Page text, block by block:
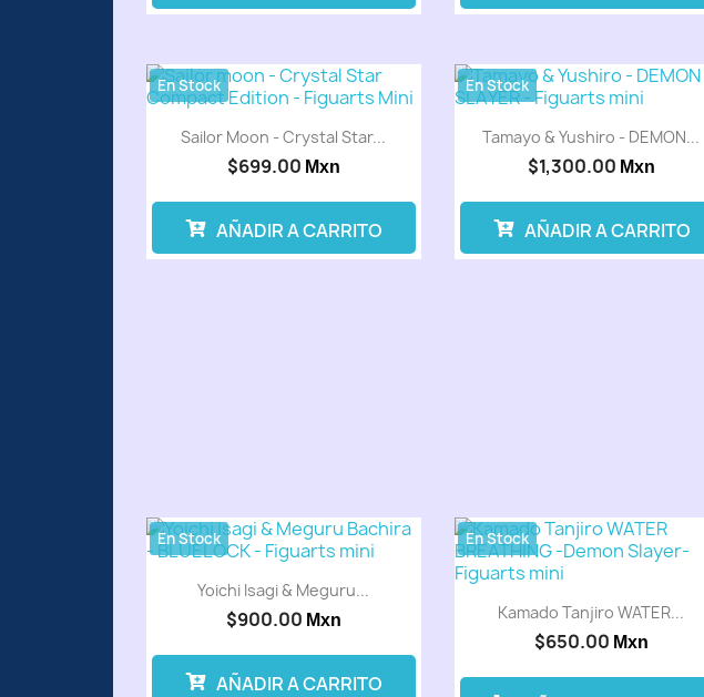
Sailor Moon - Crystal Star...
$699.00 Mxn
En Stock
AÑADIR A CARRITO
Tamayo & Yushiro - DEMON...
$1,300.00 Mxn
En Stock
AÑADIR A CARRITO
Yoichi Isagi & Meguru...
$900.00 Mxn
En Stock
AÑADIR A CARRITO
Kamado Tanjiro WATER...
$650.00 Mxn
En Stock